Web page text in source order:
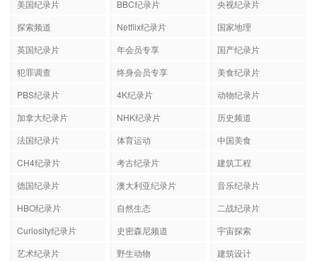
美国纪录片 BBC纪录片
央视纪录片
探索频道
Netflix纪录片
国家地理
英国纪录片
年会员专享
国产纪录片
犯罪调查
终身会员专享
美食纪录片
PBS纪录片
4K纪录片
动物纪录片
加拿大纪录片
NHK纪录片
历史频道
法国纪录片
体育运动
中国美食
CH4纪录片
考古纪录片
建筑工程
德国纪录片
澳大利亚纪录片
音乐纪录片
HBO纪录片
自然生态
二战纪录片
Curiosity纪录片
史密森尼频道
宇宙探索
艺术纪录片
野生动物
建筑设计